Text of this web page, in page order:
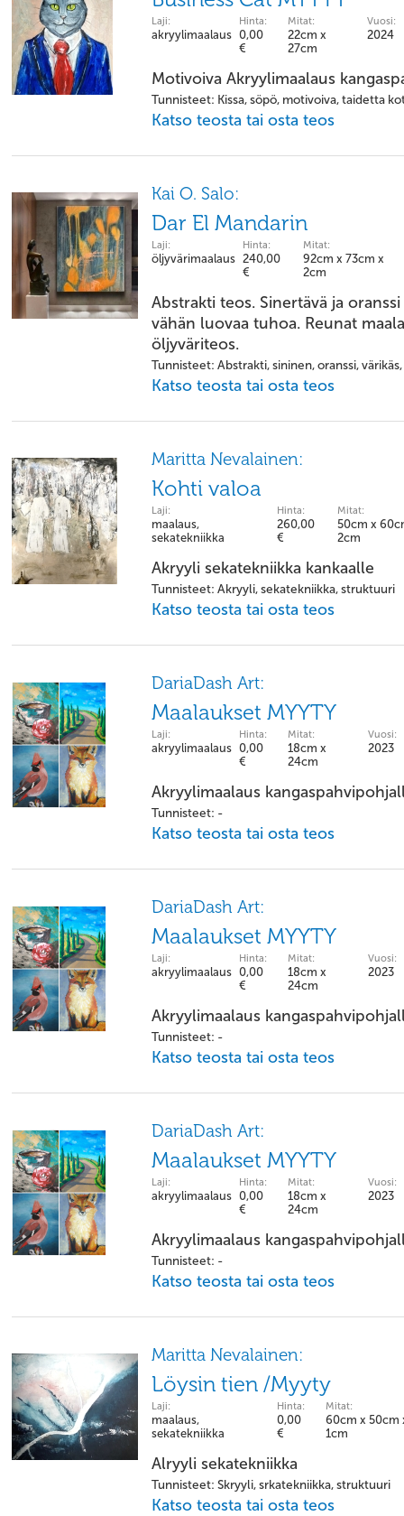
Laji:
akryylimaalaus
Hinta:
0,00
€
Mitat:
22cm x
27cm
Vuosi:
2024
Motivoiva Akryylimaalaus
Tunnisteet: Kissa, söpö, motivoiva, taidetta
Katso teosta tai osta teos
Kai O. Salo:
Dar El Mandarin
Laji:
öljyvärimaalaus
Hinta:
240,00
€
Mitat:
92cm x 73cm x
2cm
Abstrakti teos. Sinertävä ja
vähän luovaa tuhoa. Reunat
öljyväriteos.
Tunnisteet: Abstrakti, sininen, oranssi,
Katso teosta tai osta teos
Maritta Nevalainen:
Kohti valoa
Laji:
maalaus,
sekatekniikka
Hinta:
260,00
€
Mitat:
50cm x
2cm
Akryyli sekatekniikka kankaalle
Tunnisteet: Akryyli, sekatekniikka, struktuuri
Katso teosta tai osta teos
DariaDash Art:
Maalaukset MYYTY
Laji:
akryylimaalaus
Hinta:
0,00
€
Mitat:
18cm x
24cm
Vuosi:
2023
Akryylimaalaus
Tunnisteet: -
Katso teosta tai osta teos
DariaDash Art:
Maalaukset MYYTY
Laji:
akryylimaalaus
Hinta:
0,00
€
Mitat:
18cm x
24cm
Vuosi:
2023
Akryylimaalaus
Tunnisteet: -
Katso teosta tai osta teos
DariaDash Art:
Maalaukset MYYTY
Laji:
akryylimaalaus
Hinta:
0,00
€
Mitat:
18cm x
24cm
Vuosi:
2023
Akryylimaalaus
Tunnisteet: -
Katso teosta tai osta teos
Maritta Nevalainen:
Löysin tien /Myyty
Laji:
maalaus,
sekatekniikka
Hinta:
0,00
€
Mitat:
60cm x 50cm
1cm
Alryyli sekatekniikka
Tunnisteet: Skryyli, srkatekniikka, struktuuri
Katso teosta tai osta teos